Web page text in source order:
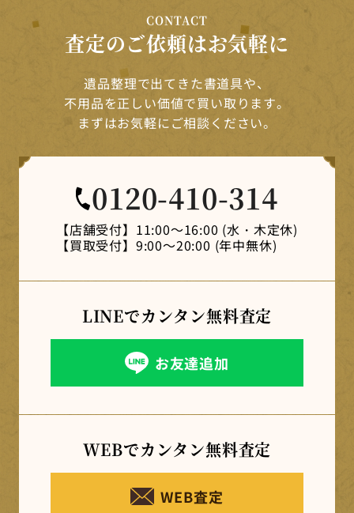
CONTACT
査定のご依頼はお気軽に
遺品整理で出てきた書道具や、
不用品を正しい価値で買い取ります。
まずはお気軽にご相談ください。
0120-410-314
【店舗受付】 11:00～16:00 (水・木定休)
【買取受付】 9:00～20:00 (年中無休)
LINEでカンタン無料査定
お友達追加
WEBでカンタン無料査定
WEB査定